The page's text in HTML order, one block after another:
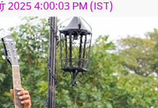
4:00:03 PM (IST)